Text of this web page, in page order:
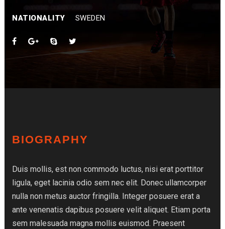
NATIONALITY SWEDEN
BIOGRAPHY
Duis mollis, est non commodo luctus, nisi erat porttitor
ligula, eget lacinia odio sem nec elit. Donec ullamcorper
nulla non metus auctor fringilla. Integer posuere erat a
ante venenatis dapibus posuere velit aliquet. Etiam porta
sem malesuada magna mollis euismod. Praesent